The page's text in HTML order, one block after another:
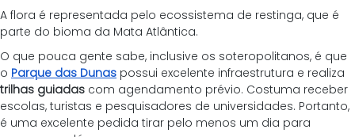
A flora é representada pelo ecossistema de restinga, que é
parte do bioma da Mata Atlântica.
O que pouca gente sabe, inclusive os soteropolitanos, é que
o Parque das Dunas possui excelente infraestrutura e realiza
trilhas guiadas com agendamento prévio. Costuma receber
escolas, turistas e pesquisadores de universidades. Portanto,
é uma excelente pedida tirar pelo menos um dia para